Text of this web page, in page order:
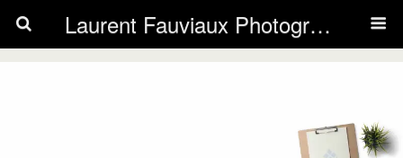
Laurent Fauviaux Photography